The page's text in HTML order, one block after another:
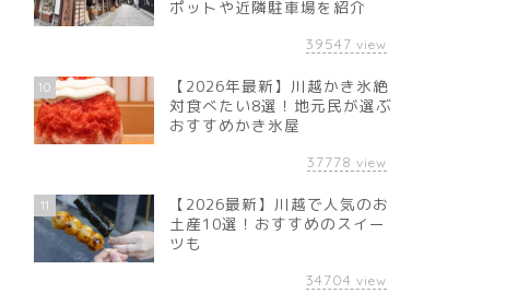
ポットや近隣駐車場を紹介
39547 view
10
【2026年最新】川越かき氷絶
対食べたい8選！地元民が選ぶ
おすすめかき氷屋
37778 view
11
【2026最新】川越で人気のお
土産10選！おすすめのスイー
ツも
34704 view